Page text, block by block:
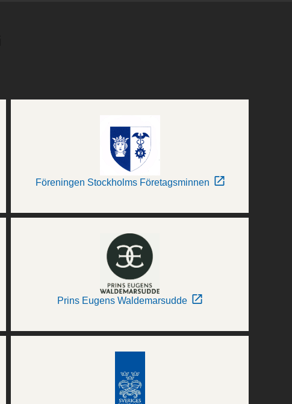
Föreningen Stockholms Företagsminnen
Prins Eugens Waldemarsudde